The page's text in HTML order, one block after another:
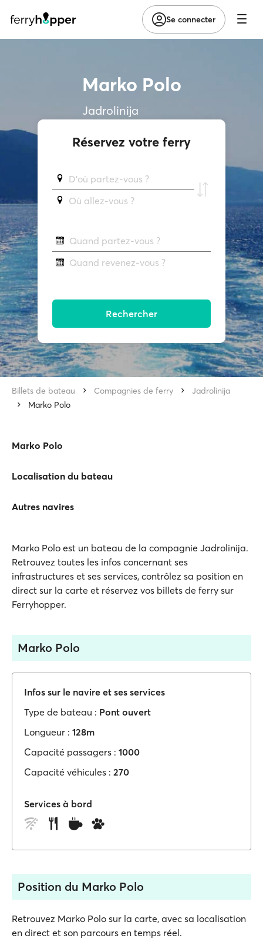
Se connecter
Marko Polo
Jadrolinija
Réservez votre ferry
D'où partez-vous ?
Où allez-vous ?
Quand partez-vous ?
Quand revenez-vous ?
Rechercher
Billets de bateau Compagnies de ferry
Jadrolinija
Marko Polo
Marko Polo
Localisation du bateau
Autres navires
Marko Polo est un bateau de la compagnie Jadrolinija.
Retrouvez toutes les infos concernant ses
infrastructures et ses services, contrôlez sa position en
direct sur la carte et réservez vos billets de ferry sur
Ferryhopper.
Marko Polo
Infos sur le navire et ses services
Type de bateau : Pont ouvert
Longueur : 128m
Capacité passagers : 1000
Capacité véhicules : 270
Services à bord
Position du Marko Polo
Retrouvez Marko Polo sur la carte, avec sa localisation
en direct et son parcours en temps réel.